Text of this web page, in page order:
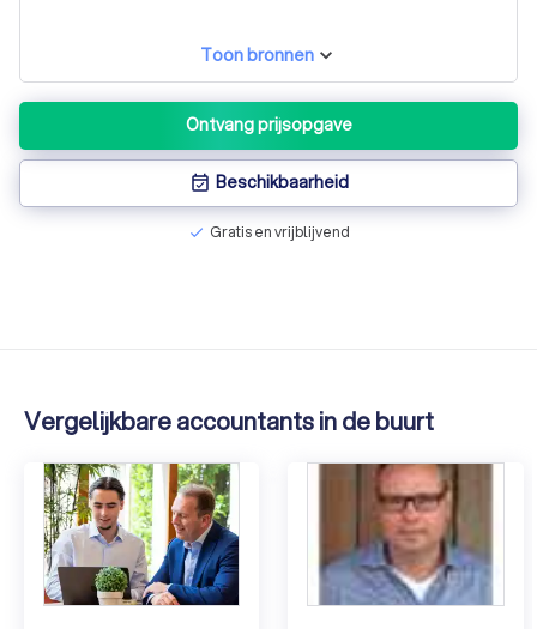
Toon bronnen
Ontvang prijsopgave
event_available Beschikbaarheid
check Gratis en vrijblijvend
Vergelijkbare accountants in de buurt